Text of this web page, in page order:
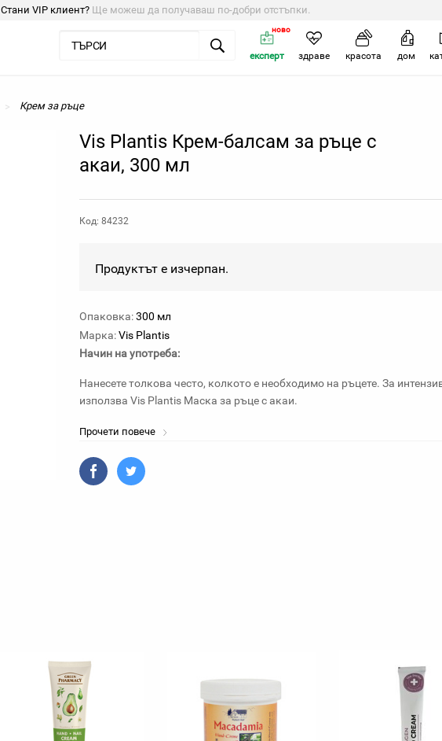
Стани VIP клиент? Ще можеш да получаваш по-добри отстъпки.
експерт
ново
здраве красота дом
Крем за ръце
Vis Plantis Крем-балсам за ръце с
акаи, 300 мл
Код: 84232
Продуктът е изчерпан.
Опаковка:300 мл
Марка:Vis Plantis
Начин на употреба:
Нанесете толкова често, колкото е необходимо на ръцете. За
използва Vis Plantis Маска за ръце с акаи.
Прочети повече